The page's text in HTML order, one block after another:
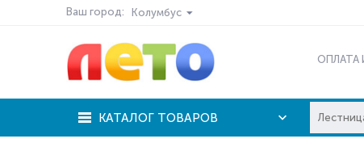
Ваш город: Колумбус
ОПЛАТА
КАТАЛОГ ТОВАРОВ